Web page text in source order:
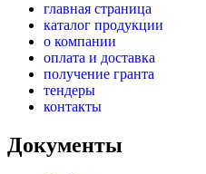
главная страница
каталог продукции
о компании
оплата и доставка
получение гранта
тендеры
контакты
Документы